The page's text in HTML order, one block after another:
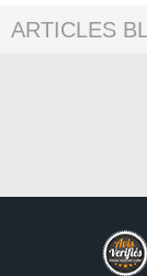
ARTICLES